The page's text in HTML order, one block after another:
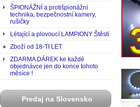
ŠPIONÁŽNÍ a protišpionážní
technika, bezpečnostní kamery,
rušičky
Létající a plovoucí LAMPIONY Štěstí
Zboží od 18-TI LET
ZDARMA DÁREK ke každé
objednávce jen do konce tohoto
měsíce !
Predaj na Slovensko